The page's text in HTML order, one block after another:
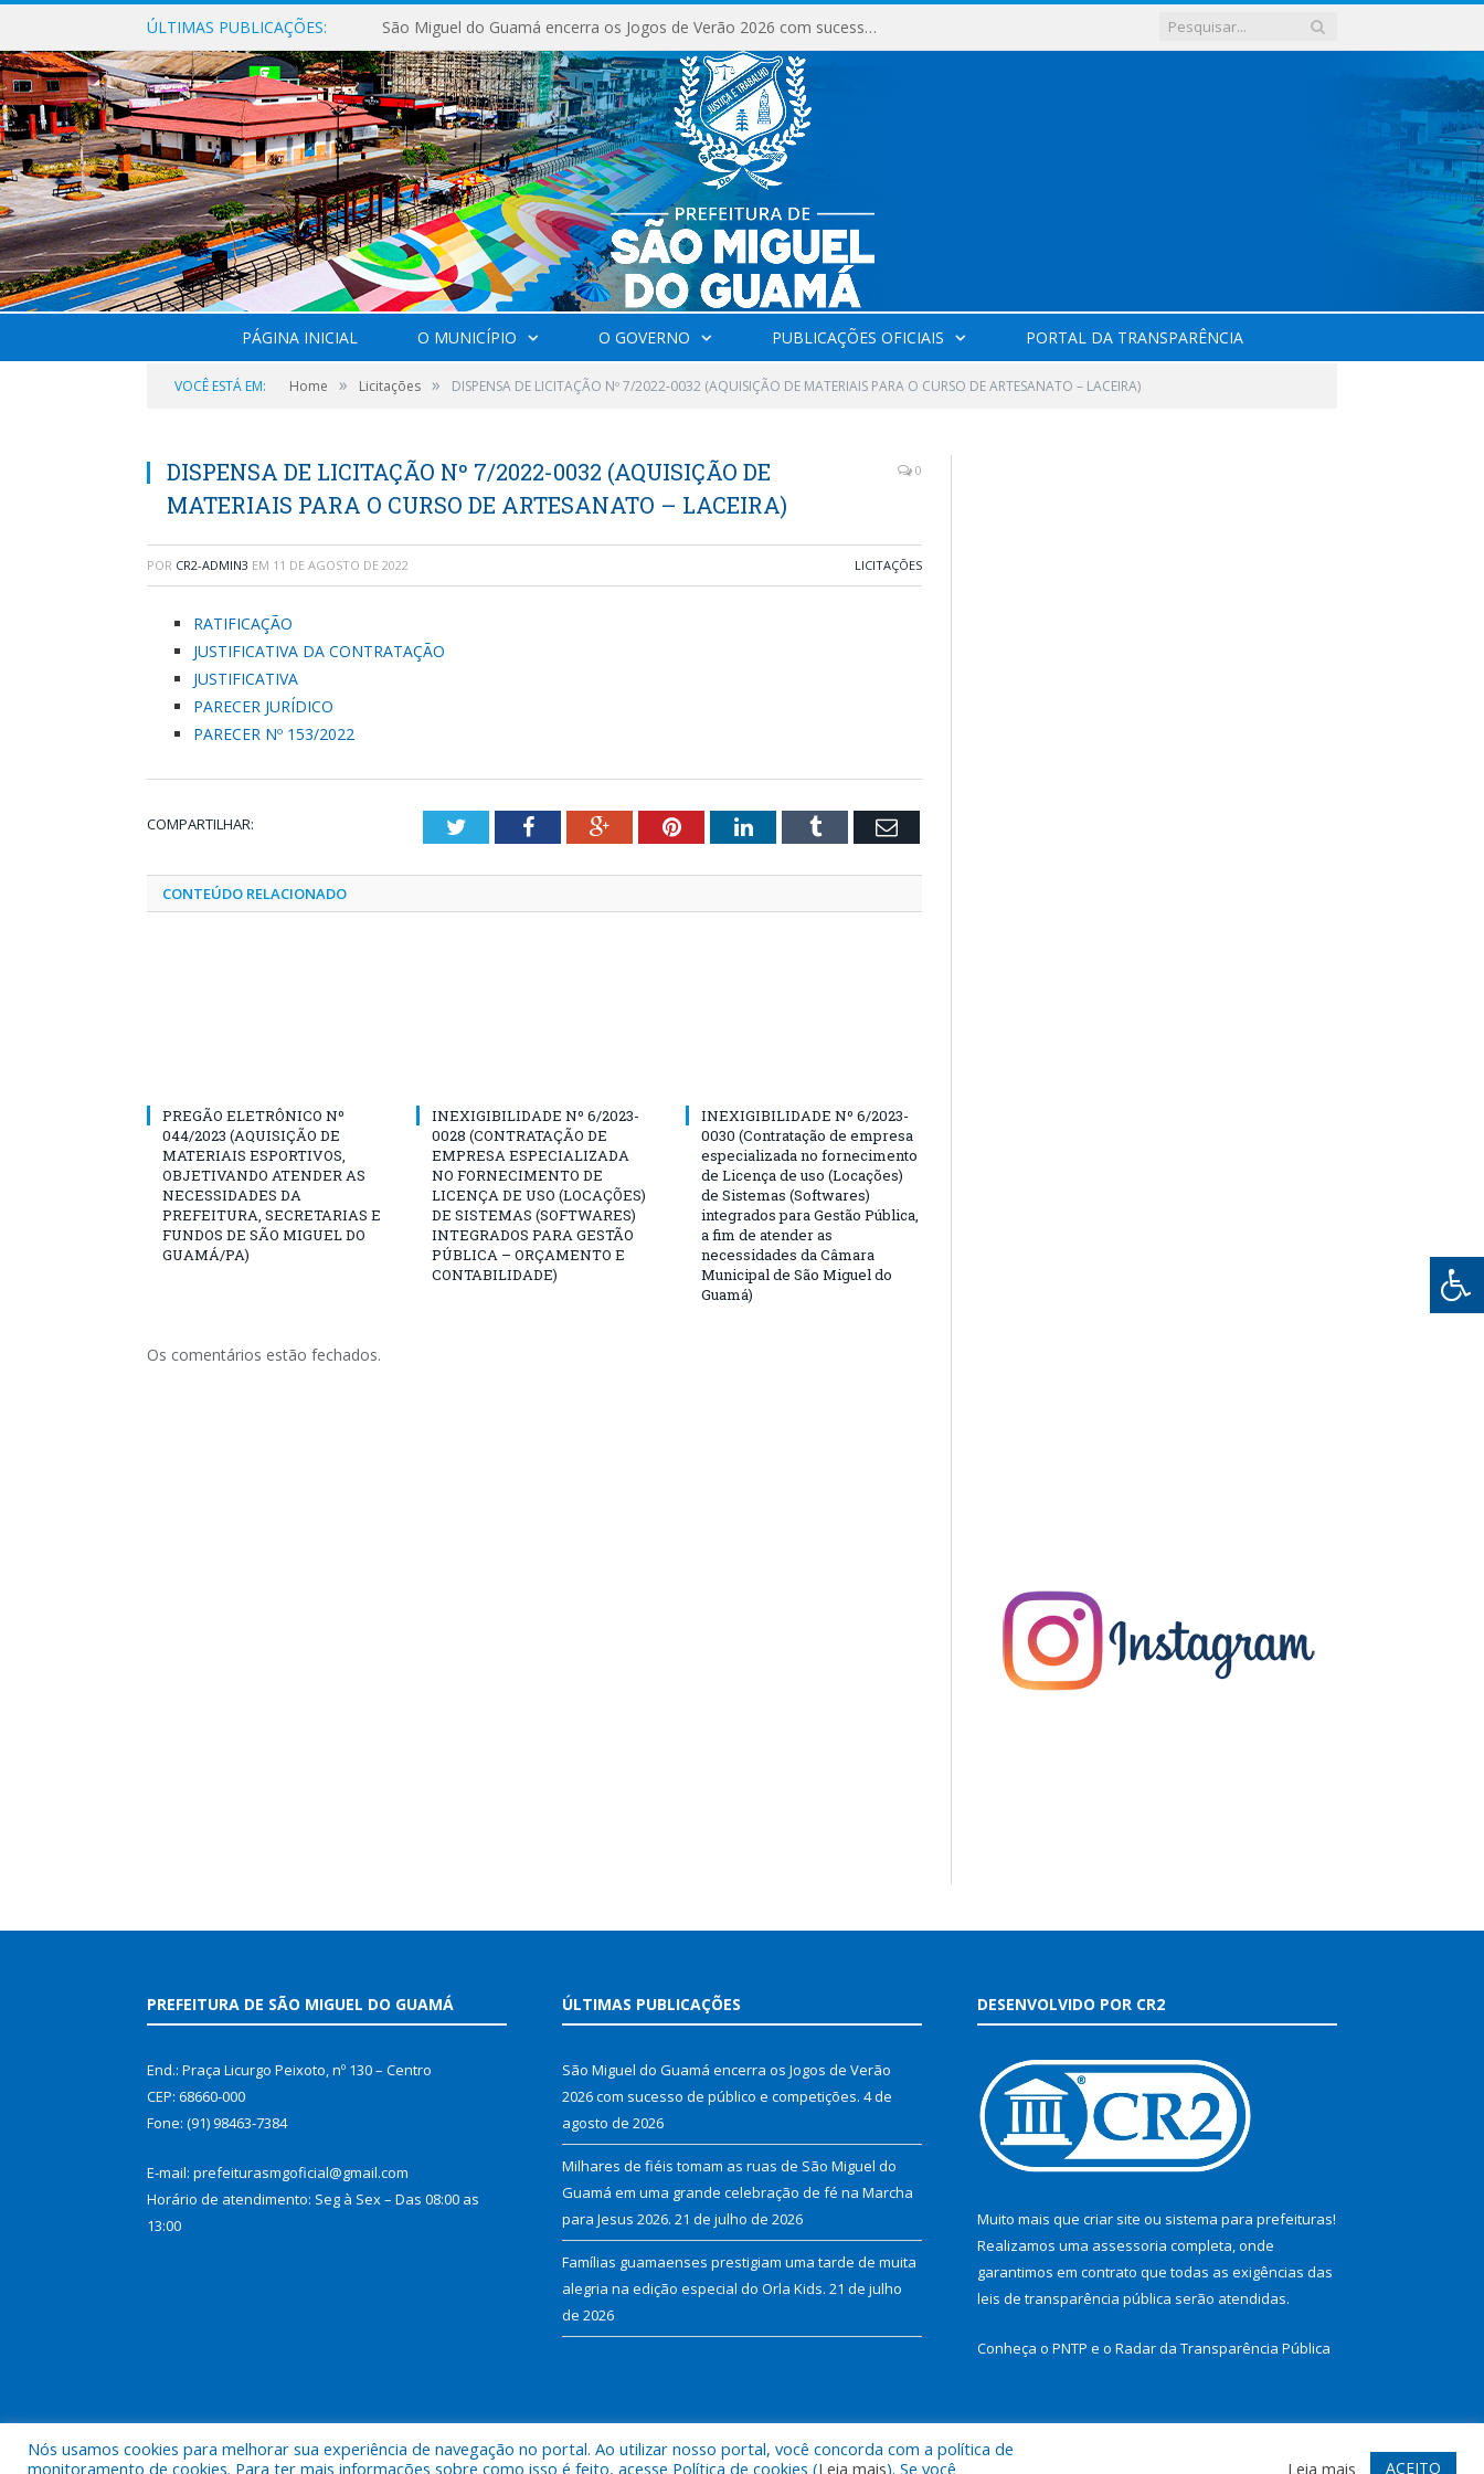
ÚLTIMAS PUBLICAÇÕES: São Miguel do Guamá encerra os Jogos de Verão 2026 com sucesso de público e competições.
PÁGINA INICIAL O MUNICÍPIO O GOVERNO PUBLICAÇÕES OFICIAIS PORTAL DA TRANSPARÊNCIA
VOCÊ ESTÁ EM: Home » Licitações » DISPENSA DE LICITAÇÃO Nº 7/2022-0032 (AQUISIÇÃO DE MATERIAIS PARA O CURSO DE ARTESANATO – LACEIRA)
DISPENSA DE LICITAÇÃO Nº 7/2022-0032 (AQUISIÇÃO DE
MATERIAIS PARA O CURSO DE ARTESANATO – LACEIRA)
0
POR CR2-ADMIN3 EM 11 DE AGOSTO DE 2022 LICITAÇÕES
RATIFICAÇÃO
JUSTIFICATIVA DA CONTRATAÇÃO
JUSTIFICATIVA
PARECER JURÍDICO
PARECER Nº 153/2022
COMPARTILHAR: TwitterFacebookGoogle+PinterestLinkedInTumblr Email
CONTEÚDO RELACIONADO
PREGÃO ELETRÔNICO Nº
044/2023 (AQUISIÇÃO DE
MATERIAIS ESPORTIVOS,
OBJETIVANDO ATENDER AS
NECESSIDADES DA
PREFEITURA, SECRETARIAS E
FUNDOS DE SÃO MIGUEL DO
GUAMÁ/PA)
INEXIGIBILIDADE Nº 6/2023-
0028 (CONTRATAÇÃO DE
EMPRESA ESPECIALIZADA
NO FORNECIMENTO DE
LICENÇA DE USO (LOCAÇÕES)
DE SISTEMAS (SOFTWARES)
INTEGRADOS PARA GESTÃO
PÚBLICA – ORÇAMENTO E
CONTABILIDADE)
INEXIGIBILIDADE Nº 6/2023-
0030 (Contratação de empresa
especializada no fornecimento
de Licença de uso (Locações)
de Sistemas (Softwares)
integrados para Gestão Pública,
a fim de atender as
necessidades da Câmara
Municipal de São Miguel do
Guamá)
Os comentários estão fechados.
PREFEITURA DE SÃO MIGUEL DO GUAMÁ
End.: Praça Licurgo Peixoto, nº 130 – Centro
CEP: 68660-000
Fone: (91) 98463-7384
E-mail: prefeiturasmgoficial@gmail.com
Horário de atendimento: Seg à Sex – Das 08:00 as
13:00
ÚLTIMAS PUBLICAÇÕES
São Miguel do Guamá encerra os Jogos de Verão
2026 com sucesso de público e competições. 4 de
agosto de 2026
Milhares de fiéis tomam as ruas de São Miguel do
Guamá em uma grande celebração de fé na Marcha
para Jesus 2026. 21 de julho de 2026
Famílias guamaenses prestigiam uma tarde de muita
alegria na edição especial do Orla Kids. 21 de julho
de 2026
DESENVOLVIDO POR CR2
Muito mais que criar site ou sistema para prefeituras!
Realizamos uma assessoria completa, onde
garantimos em contrato que todas as exigências das
leis de transparência pública serão atendidas.
Conheça o PNTP e o Radar da Transparência Pública
Todos os direitos reservados a Prefeitura Municipal de São Miguel do Guamá. Mapa do Site Acessar Webmail
Nós usamos cookies para melhorar sua experiência de navegação no portal. Ao utilizar nosso portal, você concorda com a política de
monitoramento de cookies. Para ter mais informações sobre como isso é feito, acesse Política de cookies (Leia mais). Se você Leia mais ACEITO